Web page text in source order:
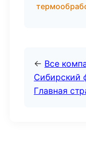
← Все
Сибирский
Главная